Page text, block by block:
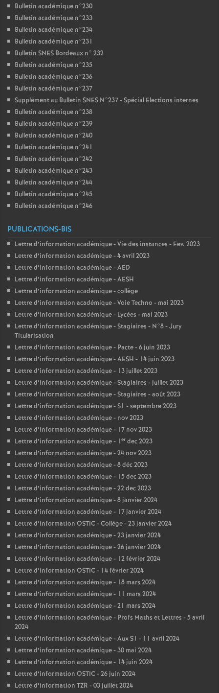
Bulletin académique n°230
Bulletin académique n°233
Bulletin académique n°234
Bulletin académique n°231
Bulletin SNES Bordeaux n° 232
Bulletin académique n°235
Bulletin académique n°236
Bulletin académique n°237
Supplément au Bulletin SNES N°237 - Spécial Elections internes
Bulletin académique n°238
Bulletin académique n°239
Bulletin académique n°240
Bulletin académique n°241
Bulletin académique n°242
Bulletin académique n°243
Bulletin académique n°244
Bulletin académique n°245
Bulletin académique n°246
PUBLICATIONS-BIS
Lettre d’information académique - Vie des instances - Fev. 2023
Lettre d’information académique - 4 avril 2023
Lettre d’information académique - AED
Lettre d’information académique - AESH
Lettre d’information académique - collège
Lettre d’information académique - Voie Techno - mai 2023
Lettre d’information académique - Lycées - mai 2023
Lettre d’information académique - Stagiaires - N°8 - Jury
Titularisation
Lettre d’information académique - Pacte - 6 juin 2023
Lettre d’information académique - AESH - 14 juin 2023
Lettre d’information académique - 13 juillet 2023
Lettre d’information académique - Stagiaires - juillet 2023
Lettre d’information académique - Stagiaires - août 2023
Lettre d’information académique - S1 - septembre 2023
Lettre d’information académique - nov 2023
Lettre d’information académique - 17 nov 2023
Lettre d’information académique - 1 er dec 2023
Lettre d’information académique - 24 nov 2023
Lettre d’information académique - 8 déc 2023
Lettre d’information académique - 15 dec 2023
Lettre d’information académique - 22 dec 2023
Lettre d’information académique - 8 janvier 2024
Lettre d’information académique - 17 janvier 2024
Lettre d’information OSTIC - Collège - 23 janvier 2024
Lettre d’information académique - 23 janvier 2024
Lettre d’information académique - 26 janvier 2024
Lettre d’information académique - 12 février 2024
Lettre d’information OSTIC - 14 février 2024
Lettre d’information académique - 18 mars 2024
Lettre d’information académique - 11 mars 2024
Lettre d’information académique - 21 mars 2024
Lettre d’information académique - Profs Maths et Lettres - 5 avril
2024
Lettre d’information académique - Aux S1 - 11 avril 2024
Lettre d’information académique - 30 mai 2024
Lettre d’information académique - 14 juin 2024
Lettre d’information OSTIC - 26 juin 2024
Lettre d’information TZR - 03 juillet 2024